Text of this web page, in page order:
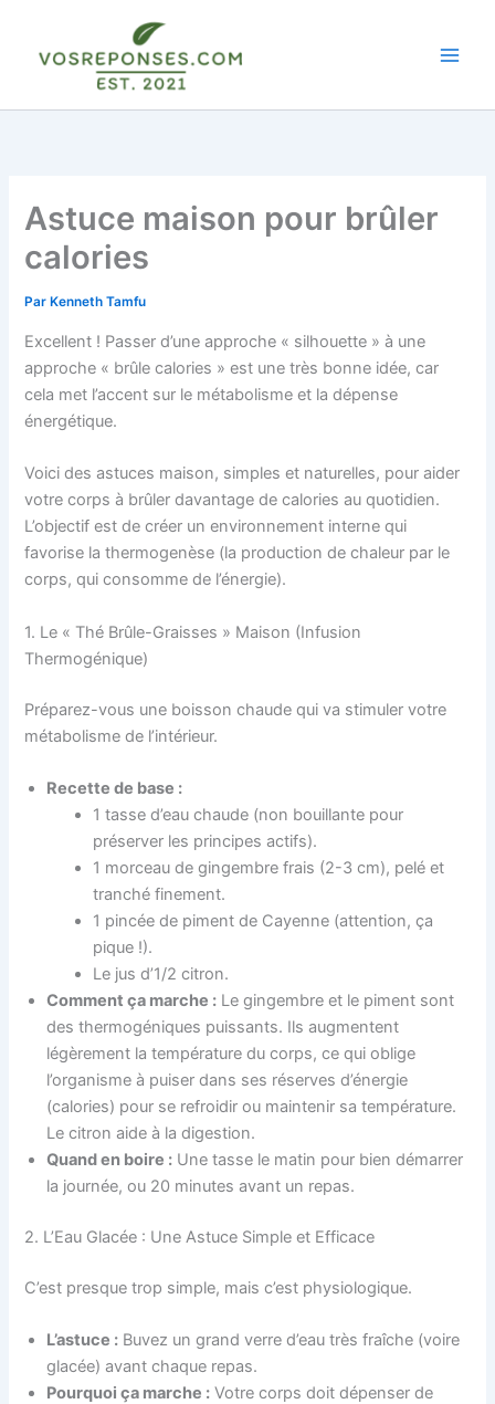
contenu
Astuce maison pour brûler
calories
Par Kenneth Tamfu
Excellent ! Passer d’une approche « silhouette » à une
approche « brûle calories » est une très bonne idée, car
cela met l’accent sur le métabolisme et la dépense
énergétique.
Voici des astuces maison, simples et naturelles, pour aider
votre corps à brûler davantage de calories au quotidien.
L’objectif est de créer un environnement interne qui
favorise la thermogenèse (la production de chaleur par le
corps, qui consomme de l’énergie).
1. Le « Thé Brûle-Graisses » Maison (Infusion
Thermogénique)
Préparez-vous une boisson chaude qui va stimuler votre
métabolisme de l’intérieur.
Recette de base :
1 tasse d’eau chaude (non bouillante pour
préserver les principes actifs).
1 morceau de gingembre frais (2-3 cm), pelé et
tranché finement.
1 pincée de piment de Cayenne (attention, ça
pique !).
Le jus d’1/2 citron.
Comment ça marche : Le gingembre et le piment sont
des thermogéniques puissants. Ils augmentent
légèrement la température du corps, ce qui oblige
l’organisme à puiser dans ses réserves d’énergie
(calories) pour se refroidir ou maintenir sa température.
Le citron aide à la digestion.
Quand en boire : Une tasse le matin pour bien démarrer
la journée, ou 20 minutes avant un repas.
2. L’Eau Glacée : Une Astuce Simple et Efficace
C’est presque trop simple, mais c’est physiologique.
L’astuce : Buvez un grand verre d’eau très fraîche (voire
glacée) avant chaque repas.
Pourquoi ça marche : Votre corps doit dépenser de